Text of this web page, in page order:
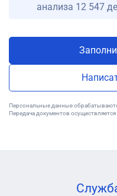
анализа 12 547
Персональные данные
Передача документов осуществляется